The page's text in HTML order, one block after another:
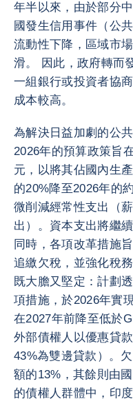
年半以來，由於部分
國發生信用事件（公
流動性下降，區域市
滑。 因此，政府轉而
一組銀行或投資者協
成本較高。
為解決日益加劇的公
2026年的預算政策旨
元，以將其佔國內生
的20%降至2026年的
微削減經常性支出（
出）。資本支出將繼
同時，各項改革措施
追繳欠稅，並強化稅
既大膽又堅定：計劃
項措施，於2026年實
在2027年前降至低於
外部債權人以優惠貸
43%為雙邊貸款）。
額的13%，其餘則由
的債權人群體中，印